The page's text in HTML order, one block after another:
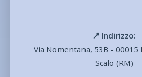
📍 Indirizzo:
Via Nomentana, 53B -
Scalo (RM)